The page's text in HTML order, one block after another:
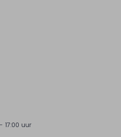
uur